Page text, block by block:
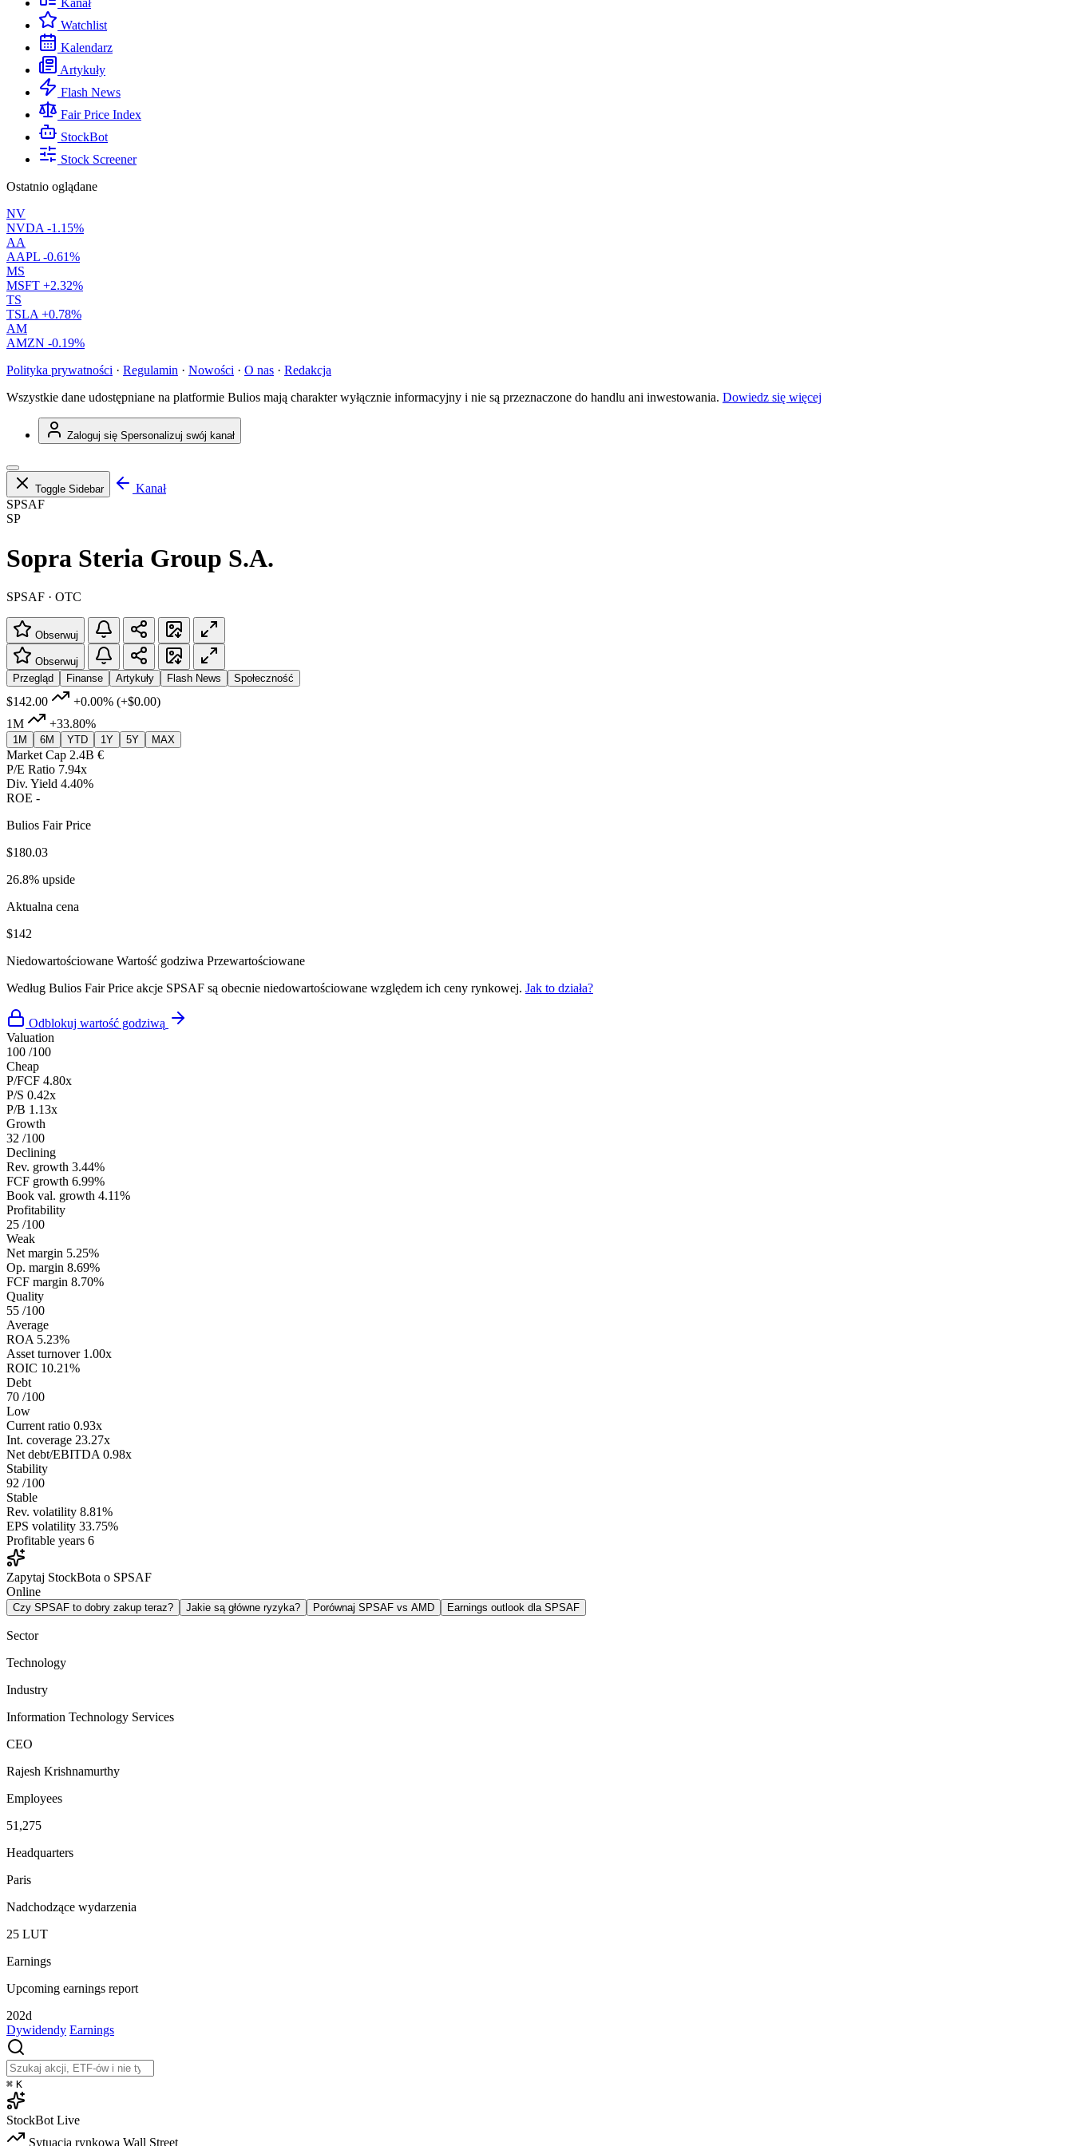
Kanał
Watchlist
Kalendarz
Artykuły
Flash News
Fair Price Index
StockBot
Stock Screener
Ostatnio oglądane
NV
NVDA -1.15%
AA
AAPL -0.61%
MS
MSFT +2.32%
TS
TSLA +0.78%
AM
AMZN -0.19%
Polityka prywatności · Regulamin · Nowości · O nas · Redakcja
Wszystkie dane udostępniane na platformie Bulios mają charakter wyłącznie informacyjny i nie są przeznaczone do handlu ani inwestowania. Dowiedz się więcej
Zaloguj się Spersonalizuj swój kanał
Toggle Sidebar
Kanał
SPSAF
SP
Sopra Steria Group S.A.
SPSAF · OTC
Obserwuj
Obserwuj
Przegląd
Finanse Artykuły Flash News Społeczność
$142.00 +0.00% (+$0.00)
1M
+33.80%
1M 6M YTD 1Y 5Y MAX
Market Cap 2.4B €
P/E Ratio 7.94x
Div. Yield 4.40%
ROE -
Bulios Fair Price
$180.03
26.8% upside
Aktualna cena
$142
Niedowartościowane Wartość godziwa Przewartościowane
Według Bulios Fair Price akcje SPSAF są obecnie niedowartościowane względem ich ceny rynkowej. Jak to działa?
Odblokuj wartość godziwą
Valuation
100 /100
Cheap
P/FCF 4.80x
P/S 0.42x
P/B 1.13x
Growth
32 /100
Declining
Rev. growth 3.44%
FCF growth 6.99%
Book val. growth 4.11%
Profitability
25 /100
Weak
Net margin 5.25%
Op. margin 8.69%
FCF margin 8.70%
Quality
55 /100
Average
ROA 5.23%
Asset turnover 1.00x
ROIC 10.21%
Debt
70 /100
Low
Current ratio 0.93x
Int. coverage 23.27x
Net debt/EBITDA 0.98x
Stability
92 /100
Stable
Rev. volatility 8.81%
EPS volatility 33.75%
Profitable years 6
Zapytaj StockBota o SPSAF
Online
Czy SPSAF to dobry zakup teraz? Jakie są główne ryzyka? Porównaj SPSAF vs AMD Earnings outlook dla SPSAF
Sector
Technology
Industry
Information Technology Services
CEO
Rajesh Krishnamurthy
Employees
51,275
Headquarters
Paris
Nadchodzące wydarzenia
25 LUT
Earnings
Upcoming earnings report
202d
Dywidendy Earnings
⌘ K
StockBot Live
Sytuacja rynkowa Wall Street